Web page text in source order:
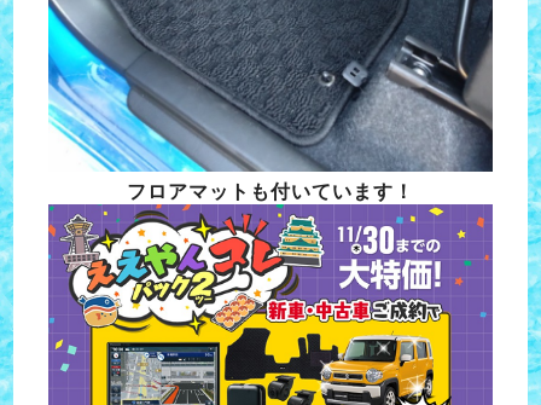
フロアマットも付いています！